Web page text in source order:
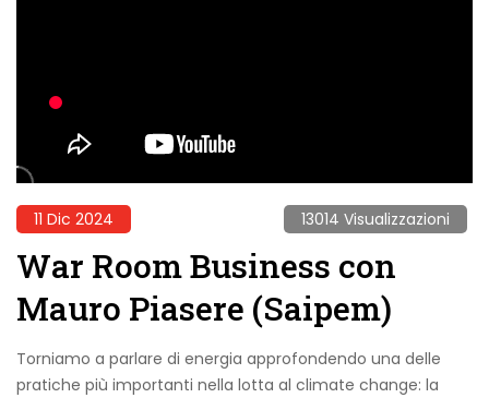
11 Dic 2024 13014 Visualizzazioni
War Room Business con
Mauro Piasere (Saipem)
Torniamo a parlare di energia approfondendo una delle
pratiche più importanti nella lotta al climate change: la